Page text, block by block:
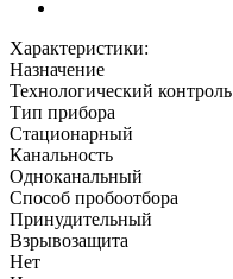
Характеристики:
Назначение
Технологический контроль
Тип прибора
Стационарный
Канальность
Одноканальный
Способ пробоотбора
Принудительный
Взрывозащита
Нет